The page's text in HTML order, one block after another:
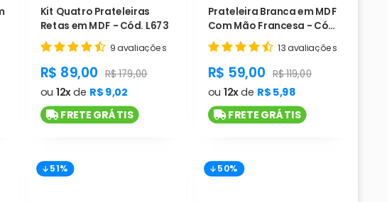
Kit Quatro Prateleiras
Retas em MDF - Cód. L673
9 avaliações
product.general.sale_price
R$ 89,00 product.general.regular_price
R$ 179,00
ou 12xde R$ 9,02
FRETE GRÁTIS
Prateleira Branca em MDF
Com Mão Francesa - Cód.
L678
13 avaliações
R$ 59,00 R$ 119,00
ou 12xde R$ 5,98
FRETE GRÁTIS
51% 50%